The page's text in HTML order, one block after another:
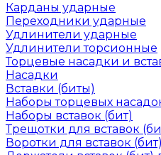
Карданы ударные
Переходники ударные
Удлинители ударные
Удлинители торсионные
Торцевые насадки и
Насадки
Вставки (биты)
Наборы торцевых
Наборы вставок (бит)
Трещотки для вставок
Воротки для вставок (бит)